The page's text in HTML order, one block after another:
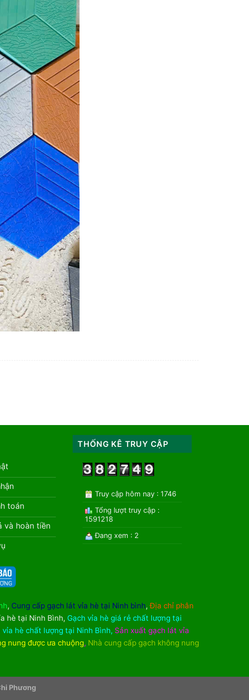
toán
và hoàn tiền
THỐNG KÊ TRUY CẬP
Truy cập hôm nay : 1746
Tổng lượt truy cập :
1591218
Đang xem : 2
, Cung cấp gạch lát vỉa hè tại Ninh bình,Địa chỉ phân
hè tại Ninh Bình, Gạch vỉa hè giá rẻ chất lượng tại
vỉa hè chất lượng tại Ninh Bình, Sản xuất gạch lát vỉa
nung được ưa chuộng, Nhà cung cấp gạch không nung
Phương